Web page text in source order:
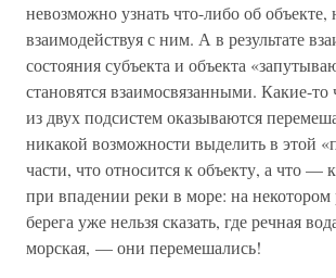
невозможно узнать что-либо об объекте,
взаимодействуя с ним. А в результате
состояния субъекта и объекта
становятся взаимосвязанными. Какие-то
из двух подсистем оказываются
никакой возможности выделить в этой
части, что относится к объекту, а что —
при впадении реки в море: на некотором
берега уже нельзя сказать, где речная
морская, — они перемешались!